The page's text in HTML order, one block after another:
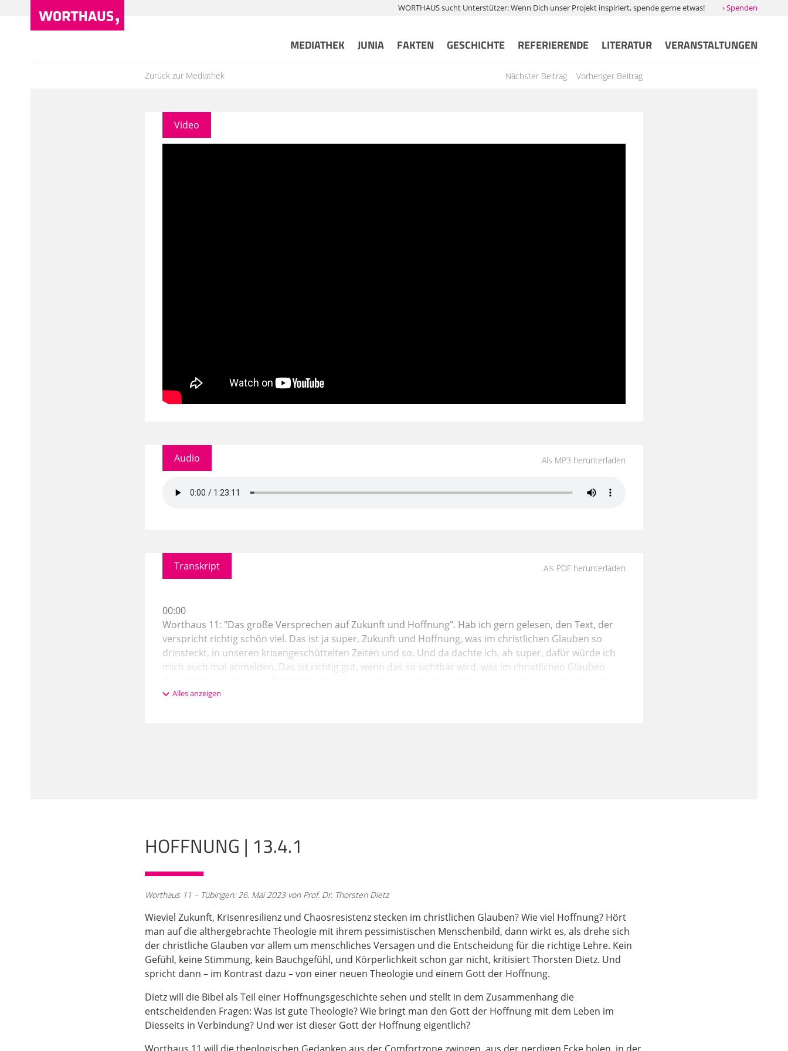
WORTHAUS sucht Unterstützer: Wenn Dich unser Projekt inspiriert, spende gerne etwas! › Spenden
MEDIATHEK JUNIA FAKTEN GESCHICHTE REFERIERENDE LITERATUR VERANSTALTUNGEN
Zurück zur Mediathek Vorheriger Beitrag
Nächster Beitrag
Video
Audio Als MP3 herunterladen
Transkript Als PDF herunterladen
00:00
Worthaus 11: "Das große Versprechen auf Zukunft und Hoffnung". Hab ich gern gelesen, den Text, der
verspricht richtig schön viel. Das ist ja super. Zukunft und Hoffnung, was im christlichen Glauben so
drinsteckt, in unseren krisengeschüttelten Zeiten und so. Und da dachte ich, ah super, dafür würde ich
mich auch mal anmelden. Das ist richtig gut, wenn das so sichtbar wird, was im christlichen Glauben
Das ist richtig gut. Bis ich irgendwann mit Schrecken merkte: Das wird hoffentlich keiner von uns
machen, es ist schon anstrengend und so und man hat da echt mehr zu tun. Aber im Großen und
Ganzen ist es natürlich eine relativ risikoarme Zone. Man hat
ja mit lauter Toten zu tun, da springt ja keiner auf und sagt: Falsch, ich habe es ganz anders gemeint und
so. Also die Allermeisten, die besprochen werden in der Theologie, sind sehr pflegeleicht, die sind sehr
still, das ist auch schön. Also manchmal fährt man zu ihren Gräbern, bedankt sich und so, dass die alle
nicht widersprechen, der eine oder andere hat vielleicht Lust oder so, aber geht nicht. Also
normalerweise ist Theologie eigentlich eine sehr schöne, ruhige Angelegenheit, man ist auch viel unter
sich. Man macht so seine Tagungen und so und das ist sehr schön, super, nerdig. Das habe ich auch
teilweise immer sehr gemocht, wenn man da so drin war. Na ja, aber was wir hier machen, oh Gott, oh
Gott - wir sollen vor Menschen, vor echten Menschen und nicht vor Kolleginnen und Kollegen liefern.
Jetzt könnte ich erst mal lang und breit erklären, warum das völlig falsche Erwartungen sind und warum
das einfach nicht geht. Und was
03:03
Alles anzeigen
HOFFNUNG | 13.4.1
Worthaus 11 – Tübingen: 26. Mai 2023 von Prof. Dr. Thorsten Dietz
Wieviel Zukunft, Krisenresilienz und Chaosresistenz stecken im christlichen Glauben? Wie viel Hoffnung? Hört
man auf die althergebrachte Theologie mit ihrem pessimistischen Menschenbild, dann wirkt es, als drehe sich
der christliche Glauben vor allem um menschliches Versagen und die Entscheidung für die richtige Lehre. Kein
Gefühl, keine Stimmung, kein Bauchgefühl, und Körperlichkeit schon gar nicht, kritisiert Thorsten Dietz. Und
spricht dann – im Kontrast dazu – von einer neuen Theologie und einem Gott der Hoffnung.
Dietz will die Bibel als Teil einer Hoffnungsgeschichte sehen und stellt in dem Zusammenhang die
entscheidenden Fragen: Was ist gute Theologie? Wie bringt man den Gott der Hoffnung mit dem Leben im
Diesseits in Verbindung? Und wer ist dieser Gott der Hoffnung eigentlich?